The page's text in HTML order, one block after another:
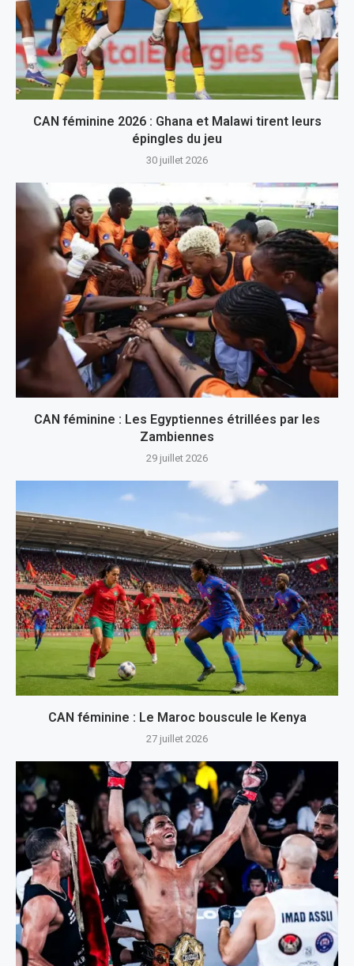
CAN féminine 2026 : Ghana et Malawi tirent leurs
épingles du jeu
30 juillet 2026
CAN féminine : Les Egyptiennes étrillées par les
Zambiennes
29 juillet 2026
CAN féminine : Le Maroc bouscule le Kenya
27 juillet 2026